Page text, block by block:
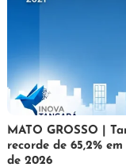
5
de
Maurilio
MATO GROSSO |
recorde de 65,2%
de 2026